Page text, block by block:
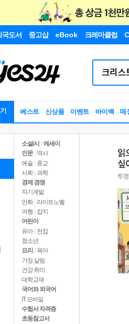
국도서 중고샵 eBook 크레마클럽
베스트 신상품 이벤트 바이백 매
소설/시
에세이
인문
역사
예술 | 종교
사회 | 과학
경제 경영
자기계발
만화 | 라이트노벨
여행
잡지
어린이
유아 | 전집
청소년
요리
육아
가정 살림
건강 취미
대학교재
국어와 외국어
IT 모바일
수험서 자격증
초등참고서